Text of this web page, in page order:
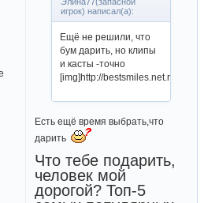
Поделиться22.12.11 21:08
Элина77(запасной
игрок) написал(а):
бум дарить, но клипы
и касты -точно
[img]http://bestsmiles.net.ru/
Есть ещё время выбрать,что
дарить